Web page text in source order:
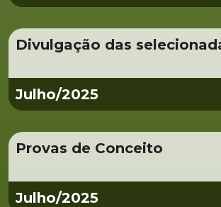
Divulgação das
Julho/2025
Provas de Conceito
Julho/2025